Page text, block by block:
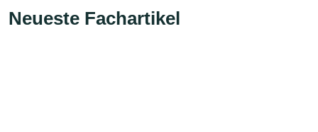
Neueste Fachartikel